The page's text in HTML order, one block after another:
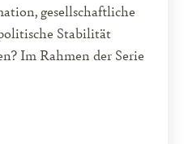
gesellschaftliche
Stabilität
Im Rahmen der Serie